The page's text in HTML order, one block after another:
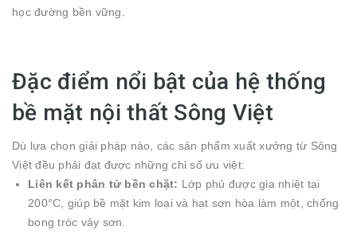
học đường bền vững.
Đặc điểm nổi bật của hệ thống
bề mặt nội thất Sông Việt
Dù lựa chọn giải pháp nào, các sản phẩm xuất xưởng từ Sông
Việt đều phải đạt được những chỉ số ưu việt:
Liên kết phân tử bền chặt: Lớp phủ được gia nhiệt tại
200°C, giúp bề mặt kim loại và hạt sơn hòa làm một, chống
bong tróc vảy sơn.